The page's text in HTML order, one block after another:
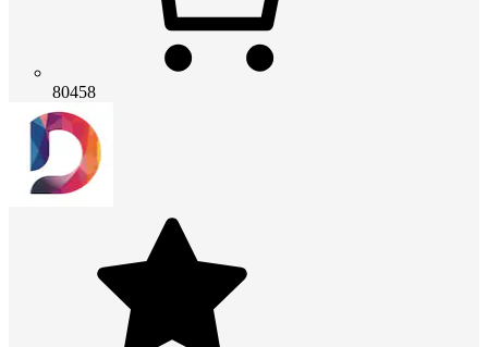
80458